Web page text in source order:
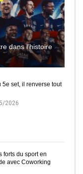
dans l’histoire
5e set, il renverse tout
2026
forts du sport en
avec Coworking